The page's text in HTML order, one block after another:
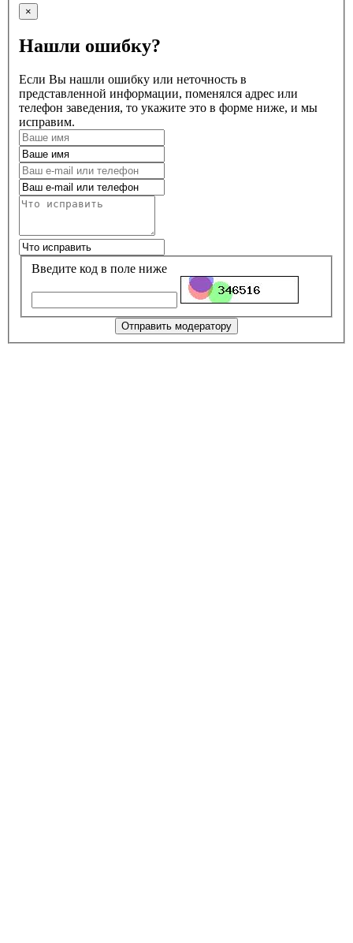
×
Нашли ошибку?
Если Вы нашли ошибку или неточность в
представленной информации, поменялся адрес или
телефон заведения, то укажите это в форме ниже, и мы
исправим.
Введите код в поле ниже
Отправить модератору